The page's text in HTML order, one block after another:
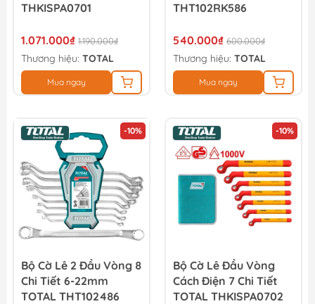
THKISPA0701
1.071.000₫ 1.190.000₫
Thương hiệu: TOTAL
Mua ngay
THT102RK586
540.000₫ 600.000₫
Thương hiệu: TOTAL
Mua ngay
-10%
Bộ Cờ Lê 2 Đầu Vòng 8
Chi Tiết 6-22mm
TOTAL THT102486
-10%
Bộ Cờ Lê Đầu Vòng
Cách Điện 7 Chi Tiết
TOTAL THKISPA0702